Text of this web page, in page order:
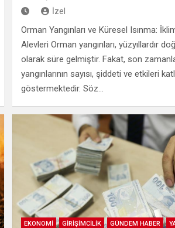
İzel
Orman Yangınları ve Küresel Isınma:
Alevleri Orman yangınları, yüzyıllardır
olarak süre gelmiştir. Fakat, son
yangınlarının sayısı, şiddeti ve etkileri
göstermektedir. Söz…
EKONOMİ GİRİŞİMCİLİK GÜNDEM HABER